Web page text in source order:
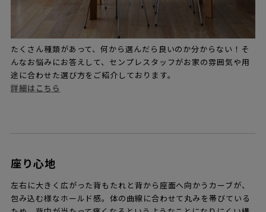
たくさん種類があって、何から選んだら良いのか分からない！そ
んなお悩みにお答えして、センプレスタッフがお家の雰囲気や用
途に合わせた選び方をご紹介しております。
詳細はこちら
座り心地
左右に大きく広がった背もたれと背から座面へ向かうカーブが、
包み込む様なホールド感。体の曲線に合わせて丸みを帯びている